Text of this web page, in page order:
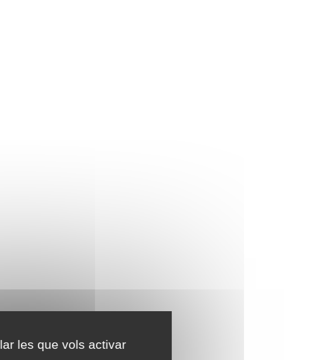
les que vols activar